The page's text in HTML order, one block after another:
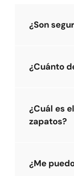
¿Son
¿Cuánto
¿Cuál es
zapatos?
¿Me